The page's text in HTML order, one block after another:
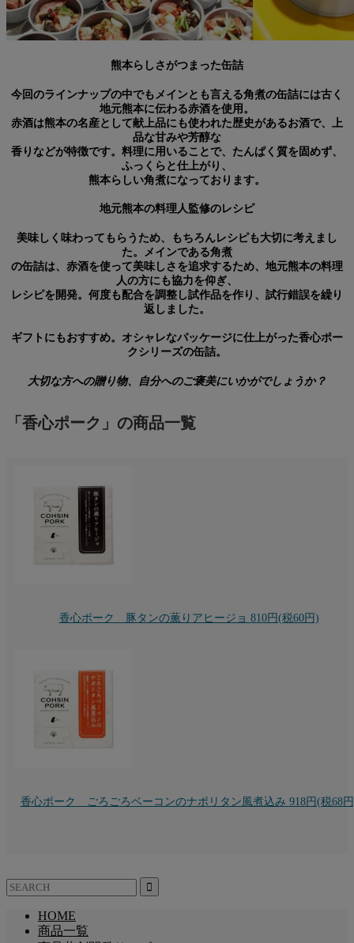
熊本らしさがつまった缶詰
今回のラインナップの中でもメインとも言える角煮の缶詰には古く
地元熊本に伝わる赤酒を使用。
赤酒は熊本の名産として献上品にも使われた歴史があるお酒で、上
品な甘みや芳醇な
香りなどが特徴です。料理に用いることで、たんぱく質を固めず、
ふっくらと仕上がり、
熊本らしい角煮になっております。
地元熊本の料理人監修のレシピ
美味しく味わってもらうため、もちろんレシピも大切に考えまし
た。メインである角煮
の缶詰は、赤酒を使って美味しさを追求するため、地元熊本の料理
人の方にも協力を仰ぎ、
レシピを開発。何度も配合を調整し試作品を作り、試行錯誤を繰り
返しました。
ギフトにもおすすめ。オシャレなパッケージに仕上がった香心ポー
クシリーズの缶詰。
大切な方への贈り物、自分へのご褒美にいかがでしょうか？
「香心ポーク」の商品一覧
香心ポーク 豚タンの薫りアヒージョ 810円(税60円)
香心ポーク ごろごろベーコンのナポリタン風煮込み 918円(税68
HOME
商品一覧